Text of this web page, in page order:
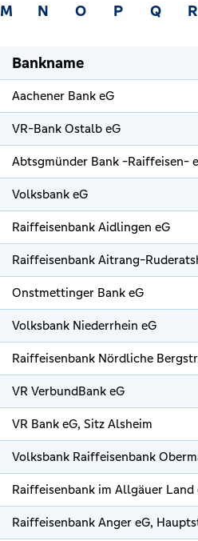
M N O P Q R
Bankname
Aachener Bank eG
VR-Bank Ostalb eG
Abtsgmünder Bank -Raiffeisen-
Volksbank eG
Raiffeisenbank Aidlingen eG
Raiffeisenbank Aitrang-
Onstmettinger Bank eG
Volksbank Niederrhein eG
Raiffeisenbank Nördliche
VR VerbundBank eG
VR Bank eG, Sitz Alsheim
Volksbank Raiffeisenbank
Raiffeisenbank im Allgäuer Land
Raiffeisenbank Anger eG,